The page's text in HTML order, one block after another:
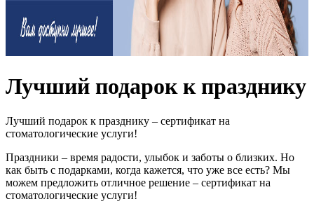
Лучший подарок к празднику
Лучший подарок к празднику – сертификат на
стоматологические услуги!
Праздники – время радости, улыбок и заботы о близких. Но
как быть с подарками, когда кажется, что уже все есть? Мы
можем предложить отличное решение – сертификат на
стоматологические услуги!